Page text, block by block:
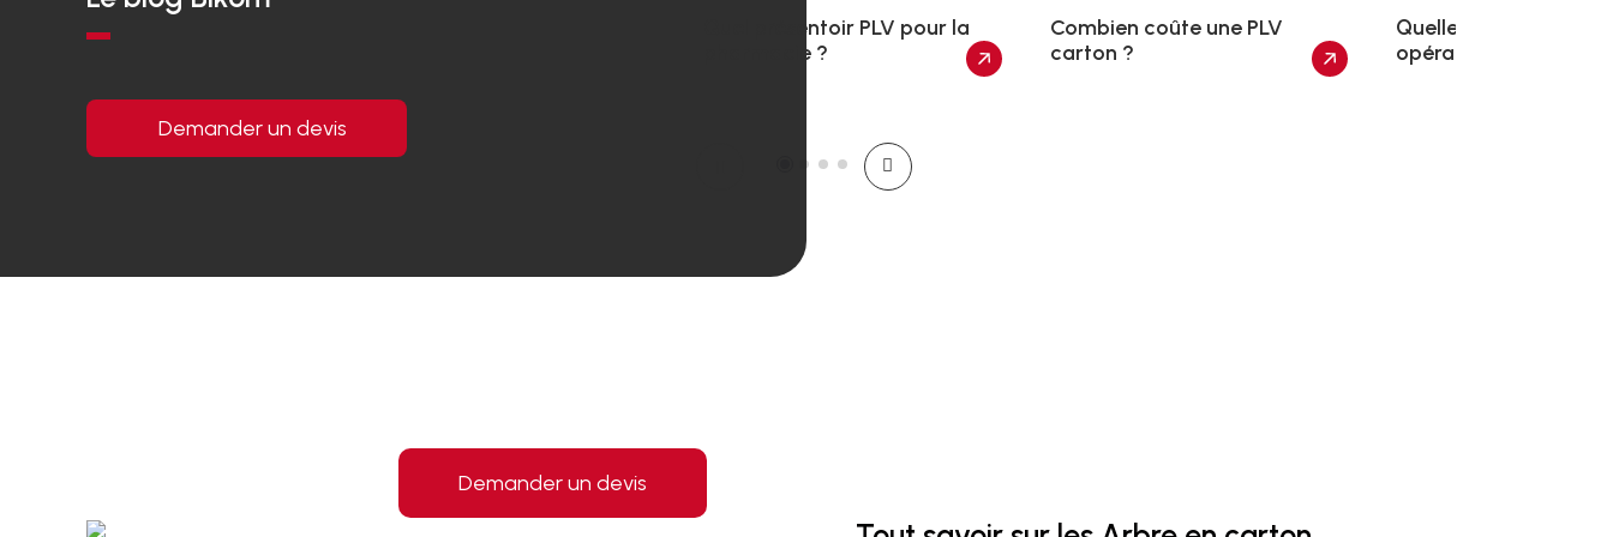
Demander un devis
Quel présentoir PLV pour la
pharmacie ?
Combien coûte une PLV
carton ?
Quelle PLV choisir
opération marketing
Demander un devis